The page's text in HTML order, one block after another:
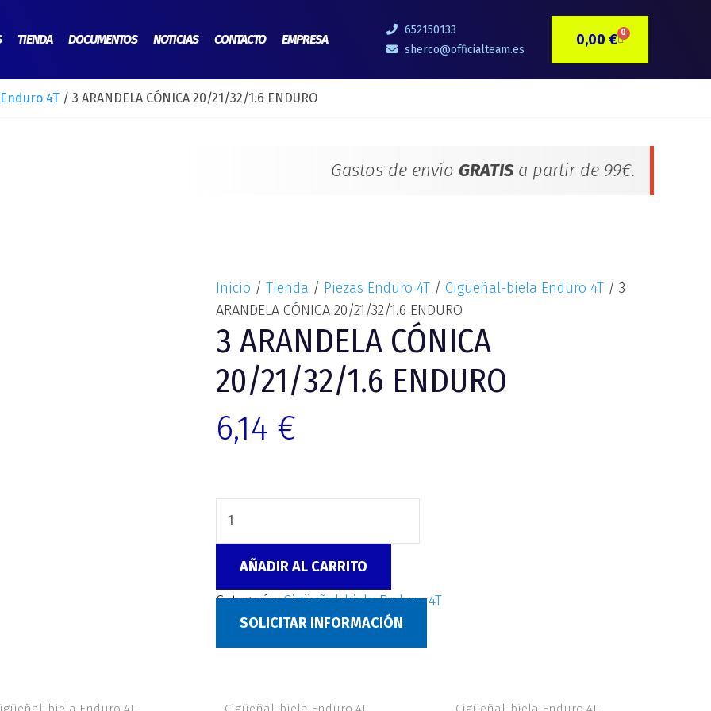
TIENDA DOCUMENTOS NOTICIAS CONTACTO EMPRESA
652150133
sherco@officialteam.es
0,00 € 0CARRITO
4T / 3 ARANDELA CÓNICA 20/21/32/1.6 ENDURO
Gastos de envío GRATISa partir de 99€.
Inicio / Tienda / Piezas Enduro 4T / Cigüeñal-biela Enduro 4T / 3
ARANDELA CÓNICA 20/21/32/1.6 ENDURO
3 ARANDELA CÓNICA
20/21/32/1.6 ENDURO
6,14 €
ARANDELA
20/21/32/1.6
ENDURO
AÑADIR AL CARRITO
Categoría:Cigüeñal-biela Enduro 4T
SOLICITAR INFORMACIÓN